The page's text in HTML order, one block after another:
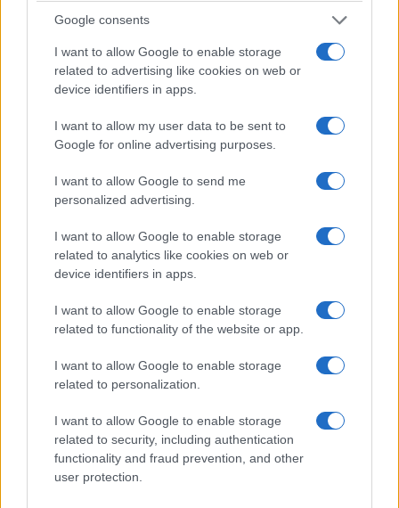
Google consents
I want to allow Google to enable storage
related to advertising like cookies on web or
device identifiers in apps.
I want to allow my user data to be sent to
Google for online advertising purposes.
I want to allow Google to send me
personalized advertising.
I want to allow Google to enable storage
related to analytics like cookies on web or
device identifiers in apps.
I want to allow Google to enable storage
related to functionality of the website or app.
I want to allow Google to enable storage
related to personalization.
I want to allow Google to enable storage
related to security, including authentication
functionality and fraud prevention, and other
user protection.